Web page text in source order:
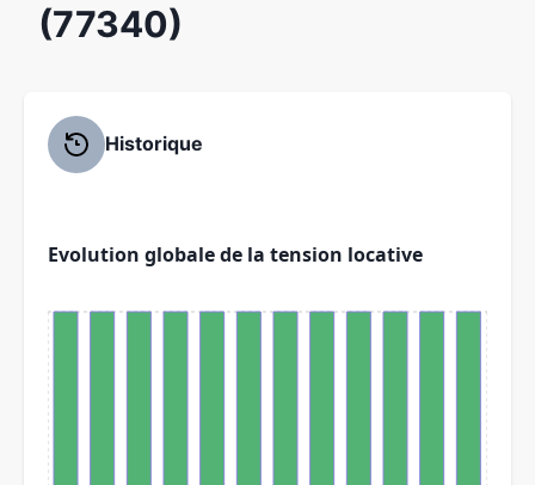
(77340)
Historique
Evolution globale de la tension locative